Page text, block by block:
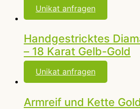
Unikat anfragen
Handgestricktes
– 18 Karat Gelb-Gold
Unikat anfragen
Armreif und Kette